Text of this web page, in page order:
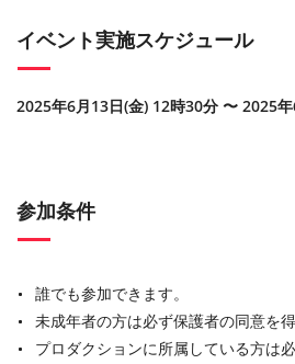
イベント実施スケジュール
2025年6月13日(金) 12時30分 〜 2025
参加条件
誰でも参加できます。
未成年者の方は必ず保護者の同意を
プロダクションに所属している方は